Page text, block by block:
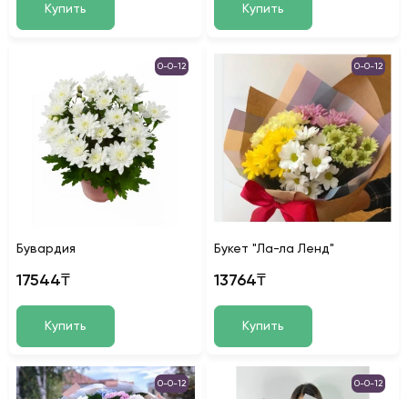
Купить Купить
0-0-12
Бувардия
17544₸
Купить
0-0-12
Букет "Ла-ла Ленд"
13764₸
Купить
0-0-12 0-0-12